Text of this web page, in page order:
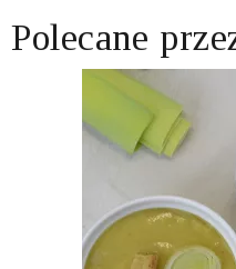
Polecane